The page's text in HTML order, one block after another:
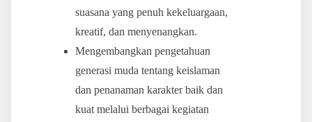
suasana yang penuh kekeluargaan,
kreatif, dan menyenangkan.
Mengembangkan pengetahuan
generasi muda tentang keislaman
dan penanaman karakter baik dan
kuat melalui berbagai kegiatan